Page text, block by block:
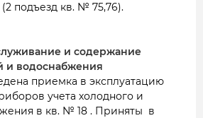
подъезд кв. № 75,76).
и содержание
и водоснабжения
приемка в эксплуатацию
учета холодного и
в кв. № 18 . Приняты в